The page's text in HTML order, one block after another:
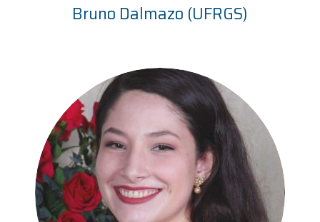
Bruno Dalmazo (UFRGS)